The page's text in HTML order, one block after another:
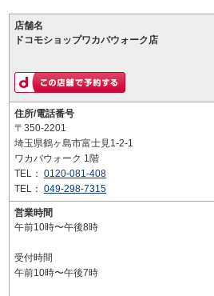
店舗名
ドコモショップワカバウォーク店
住所/電話番号
〒350-2201
埼玉県鶴ヶ島市富士見1-2-1
ワカバウォーク 1階
TEL： 0120-081-408
TEL： 049-298-7315
営業時間
午前10時〜午後8時
受付時間
午前10時〜午後7時